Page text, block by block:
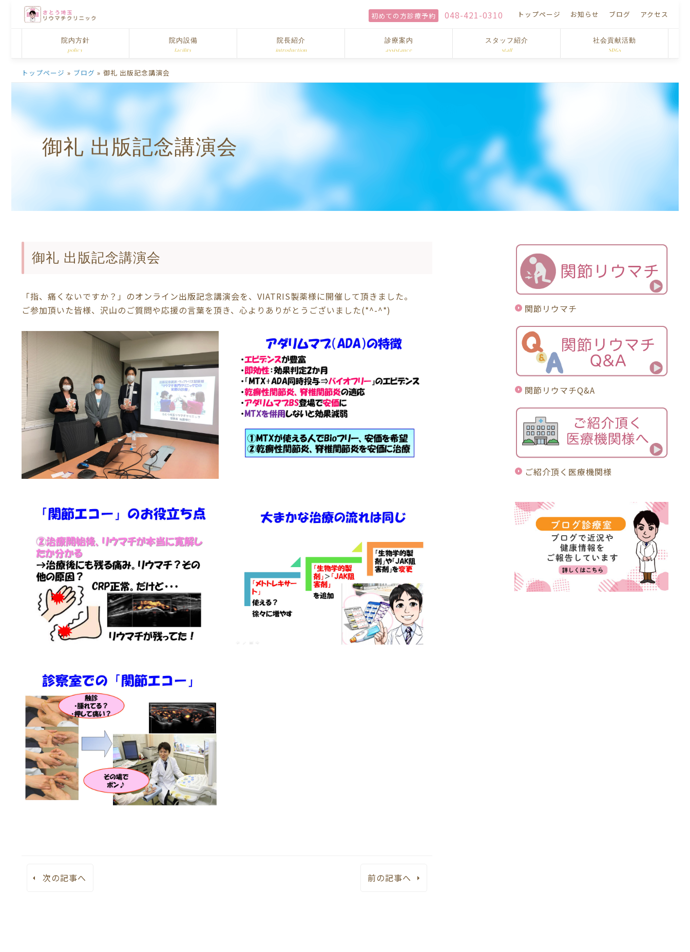
トップページ お知らせ ブログ アクセス
初めての方診療予約 048-421-0310
院内方針
policy
院内設備
facility
院長紹介
introduction
診療案内
assistance
スタッフ紹介
staff
社会貢献活動
SDGs
トップページ » ブログ » 御礼 出版記念講演会
御礼 出版記念講演会
御礼 出版記念講演会
「指、痛くないですか？」のオンライン出版記念講演会を、VIATRIS製薬様に開催して頂きました。
ご参加頂いた皆様、沢山のご質問や応援の言葉を頂き、心よりありがとうございました(*^-^*)
次の記事へ 前の記事へ
関節リウマチ
関節リウマチQ&A
ご紹介頂く医療機関様